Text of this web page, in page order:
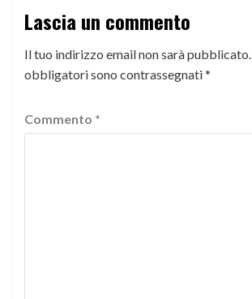
Lascia un commento
Il tuo indirizzo email non sarà pubblicato.
obbligatori sono contrassegnati*
Commento *